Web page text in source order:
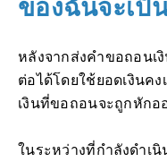
หลังจากส่งคำขอถอน
ต่อได้โดยใช้ยอดเงินค
เงินที่ขอถอนจะถูกหัก
ในระหว่างที่กำลังดำ